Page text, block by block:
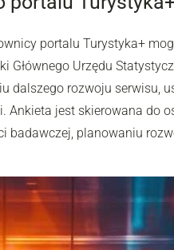
portalu Turystyka+
Głównego Urzędu
dalszego rozwoju serwisu,
Ankieta jest skierowana do
badawczej, planowaniu